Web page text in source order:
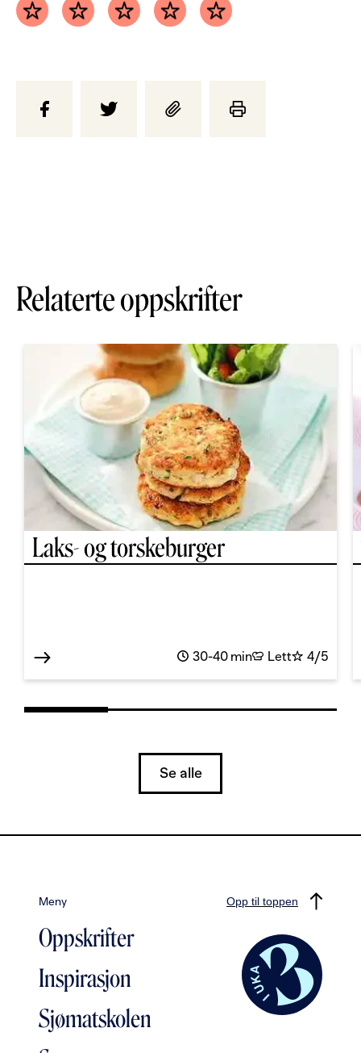
Relaterte oppskrifter
Laks- og torskeburger
30-40 min Lett 4/5
Se alle
Meny
Oppskrifter
Inspirasjon
Sjømatskolen
Opp til toppen